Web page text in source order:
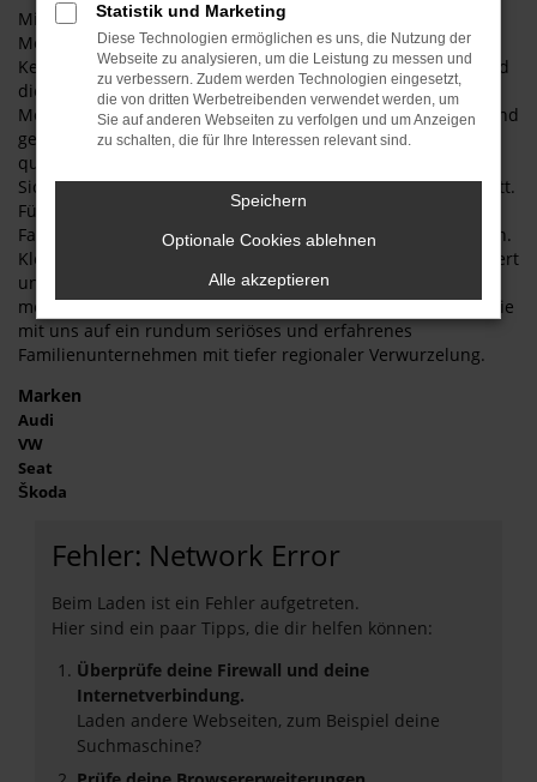
Mit einem Škoda Karoq Gebrauchtwagen erhalten Sie jede
Menge Fahrspaß zu einem überaus kleinen Preis.
Kennzeichnend für dieses Modell ist seine Langlebigkeit und
die herausragend gute Ausstattung, sowohl in der aktuellen
Modellgeneration als auch bei den Vorgängern. Entsprechend
gehen Sie mit einem Škoda Karoq Gebrauchtwagen in
qualitativer Hinsicht auf Nummer sicher. Zusätzliche
Sicherheit verleihen wir Ihnen dank unserer Servicewerkstatt.
Für uns ist es eine Selbstverständlichkeit, dass wir jedes
Fahrzeug vor dem Verkauf ausgiebig unter die Lupe nehmen.
Kleinere Beschädigungen werden selbstverständlich repariert
und Verschleißteile erneuert. Dadurch, dass wir bereits seit
mehr als 40 Jahren im Automobilbereich tätig sind, setzen Sie
mit uns auf ein rundum seriöses und erfahrenes
Familienunternehmen mit tiefer regionaler Verwurzelung.
Marken
Audi
VW
Seat
Škoda
Fehler: Network Error
Beim Laden ist ein Fehler aufgetreten.
Hier sind ein paar Tipps, die dir helfen können:
Überprüfe deine Firewall und deine
Internetverbindung.
Laden andere Webseiten, zum Beispiel deine
Suchmaschine?
Statistik und Marketing
Diese Technologien ermöglichen es uns, die Nutzung der
Webseite zu analysieren, um die Leistung zu messen und
zu verbessern. Zudem werden Technologien eingesetzt,
die von dritten Werbetreibenden verwendet werden, um
Sie auf anderen Webseiten zu verfolgen und um Anzeigen
zu schalten, die für Ihre Interessen relevant sind.
Speichern
Optionale Cookies ablehnen
Alle akzeptieren